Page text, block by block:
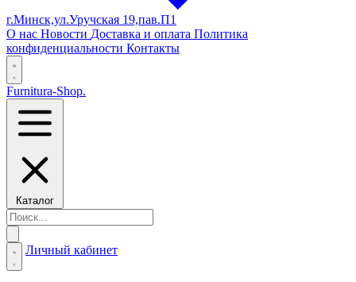
г.Минск,ул.Уручская 19,пав.П1
О нас Новости Доставка и оплата Политика
конфиденциальности Контакты
Furnitura-Shop.
Каталог
Личный кабинет